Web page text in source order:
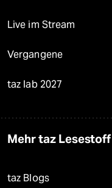
Live im Stream
Vergangene
taz lab 2027
Mehr taz Lesestoff
taz Blogs